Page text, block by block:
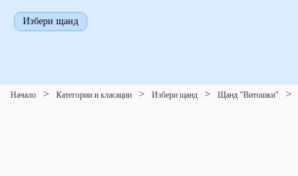
Избери щанд
Начало Категории и класации Избери щанд Щанд "Витошки"